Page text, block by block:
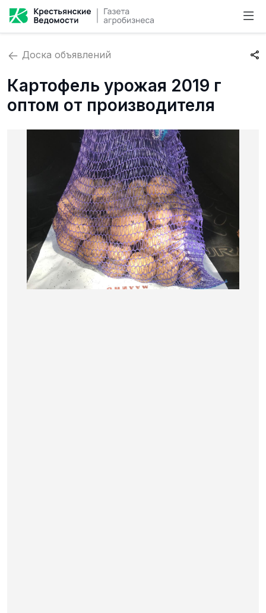
Доска объявлений
Картофель урожая 2019 г
оптом от производителя